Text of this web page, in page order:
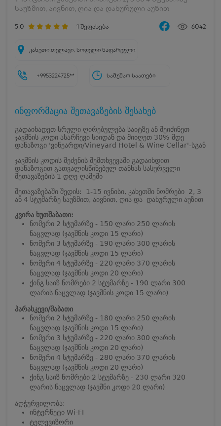
საუზმით, აივნით, ღია და დახურული აუზით
5.0 1 შეფასება 6042
კახეთი,თელავი, სოფელი ნაფარეული
+9953224725** სამუშაო საათები
ინფორმაცია შეთავაზების შესახებ
გადაიხადეთ სრული ღირებულება საიტზე ან შეიძინეთ
ჯავშნის კოდი ასარჩევი სიიდან და მიიღეთ 30%-მდე
დანაზოგი 'ვინეარდი/Vineyard Hotel & Wine Cellar'-სგან
ჯავშნის კოდის შეძენის შემთხვევაში გადაიხდით
დანაზოგით გათვალისწინებულ თანხას სასურველი
შეთავაზების 1 დღე-ღამეში
შეთავაზებაში შედის: 1-15 ივნისი, კახეთში ნომრები 2, 3
ან 4 სტუმარზე საუზმით, აივნით, ღია და დახურული აუზით
კვირა ხუთშაბათი:
ნომერი 2 სტუმარზე - 150 ლარი 250 ლარის
ნაცვლად (ჯავშნის კოდი 15 ლარი)
ნომერი 3 სტუმარზე - 190 ლარი 300 ლარის
ნაცვლად (ჯავშნის კოდი 15 ლარი)
ნომერი 4 სტუმარზე - 220 ლარი 370 ლარის
ნაცვლად (ჯავშნის კოდი 20 ლარი)
ქინგ საიზ ნომრები 2 სტუმარზე - 190 ლარი 300
ლარის ნაცვლად (ჯავშნის კოდი 15 ლარი)
პარასკევი/შაბათი
ნომერი 2 სტუმარზე - 180 ლარი 250 ლარის
ნაცვლად (ჯავშნის კოდი 15 ლარი)
ნომერი 3 სტუმარზე - 220 ლარი 300 ლარის
ნაცვლად (ჯავშნის კოდი 20 ლარი)
ნომერი 4 სტუმარზე - 280 ლარი 370 ლარის
ნაცვლად (ჯავშნის კოდი 20 ლარი)
ქინგ საიზ ნომრები 2 სტუმარზე - 230 ლარი 320
ლარის ნაცვლად (ჯავშნი კოდი 20 ლარი)
აღჭურვილობა:
ინტერნეტი Wi-FI
ტელევიზორი